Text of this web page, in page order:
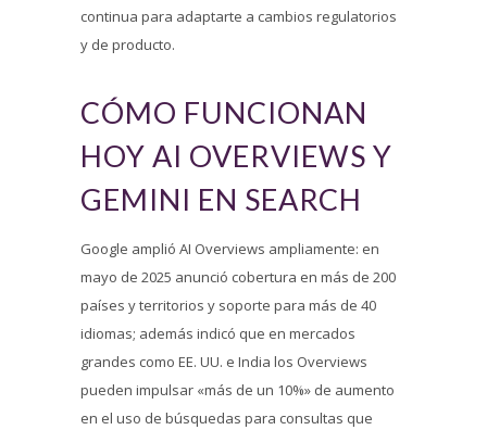
continua para adaptarte a cambios regulatorios
y de producto.
CÓMO FUNCIONAN
HOY AI OVERVIEWS Y
GEMINI EN SEARCH
Google amplió AI Overviews ampliamente: en
mayo de 2025 anunció cobertura en más de 200
países y territorios y soporte para más de 40
idiomas; además indicó que en mercados
grandes como EE. UU. e India los Overviews
pueden impulsar «más de un 10%» de aumento
en el uso de búsquedas para consultas que